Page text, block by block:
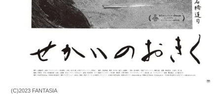
(C)2023 FANTASIA